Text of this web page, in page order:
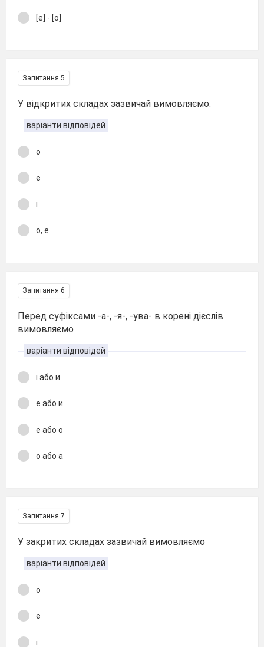
[е] - [о]
Запитання 5
У відкритих складах зазвичай вимовляємо:
варіанти відповідей
о
е
і
о, е
Запитання 6
Перед суфіксами -а-, -я-, -ува- в корені дієслів
вимовляємо
варіанти відповідей
і або и
е або и
е або о
о або а
Запитання 7
У закритих складах зазвичай вимовляємо
варіанти відповідей
о
е
і